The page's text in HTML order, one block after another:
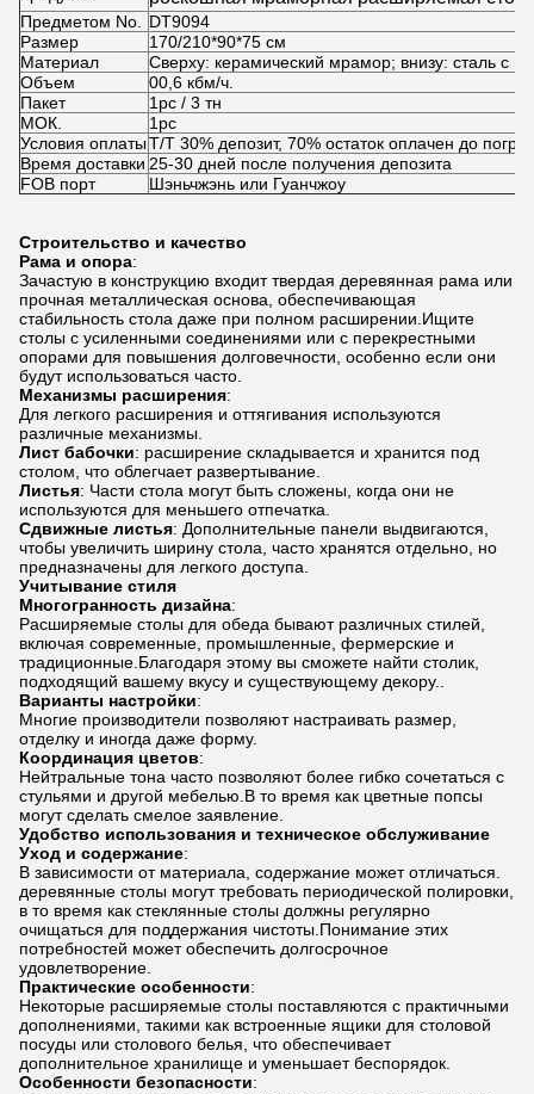
стульями для продажи
Предметом No.
DT9094
Размер
170/210*90*75 см
Материал
Сверху: керамический мрамор; внизу: сталь с
Объем
00,6 кбм/ч.
Пакет
1pc / 3 тн
МОК.
1pc
Условия оплатыТ/Т 30% депозит, 70% остаток оплачен до
Время доставки 25-30 дней после получения депозита
FOB порт
Шэньчжэнь или Гуанчжоу
Строительство и качество
Рама и опора:
Зачастую в конструкцию входит твердая деревянная рама или
прочная металлическая основа, обеспечивающая
стабильность стола даже при полном расширении.Ищите
столы с усиленными соединениями или с перекрестными
опорами для повышения долговечности, особенно если они
будут использоваться часто.
Механизмы расширения:
Для легкого расширения и оттягивания используются
различные механизмы.
Лист бабочки: расширение складывается и хранится под
столом, что облегчает развертывание.
Листья: Части стола могут быть сложены, когда они не
используются для меньшего отпечатка.
Сдвижные листья: Дополнительные панели выдвигаются,
чтобы увеличить ширину стола, часто хранятся отдельно, но
предназначены для легкого доступа.
Учитывание стиля
Многогранность дизайна:
Расширяемые столы для обеда бывают различных стилей,
включая современные, промышленные, фермерские и
традиционные.Благодаря этому вы сможете найти столик,
подходящий вашему вкусу и существующему декору..
Варианты настройки:
Многие производители позволяют настраивать размер,
отделку и иногда даже форму.
Координация цветов:
Нейтральные тона часто позволяют более гибко сочетаться с
стульями и другой мебелью.В то время как цветные попсы
могут сделать смелое заявление.
Удобство использования и техническое обслуживание
Уход и содержание:
В зависимости от материала, содержание может отличаться.
деревянные столы могут требовать периодической полировки,
в то время как стеклянные столы должны регулярно
очищаться для поддержания чистоты.Понимание этих
потребностей может обеспечить долгосрочное
удовлетворение.
Практические особенности:
Некоторые расширяемые столы поставляются с практичными
дополнениями, такими как встроенные ящики для столовой
посуды или столового белья, что обеспечивает
дополнительное хранилище и уменьшает беспорядок.
Особенности безопасности: